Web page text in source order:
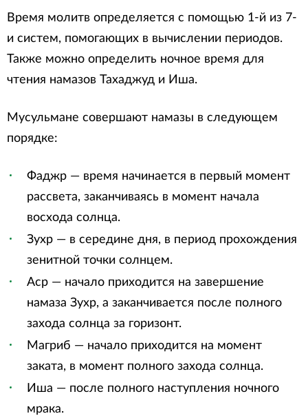
Время молитв определяется с помощью 1-й из 7-
и систем, помогающих в вычислении периодов.
Также можно определить ночное время для
чтения намазов Тахаджуд и Иша.
Мусульмане совершают намазы в следующем
порядке:
Фаджр — время начинается в первый момент
рассвета, заканчиваясь в момент начала
восхода солнца.
Зухр — в середине дня, в период прохождения
зенитной точки солнцем.
Аср — начало приходится на завершение
намаза Зухр, а заканчивается после полного
захода солнца за горизонт.
Магриб — начало приходится на момент
заката, в момент полного захода солнца.
Иша — после полного наступления ночного
мрака.